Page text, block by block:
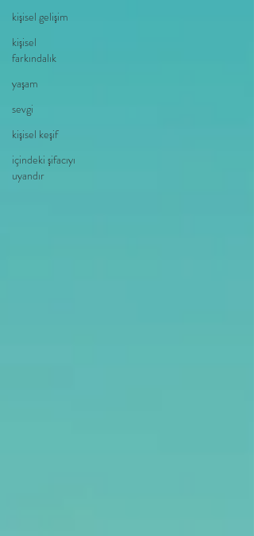
kişisel gelişim
kişisel
farkındalık
yaşam
sevgi
kişisel keşif
içindeki şifacıyı
uyandır